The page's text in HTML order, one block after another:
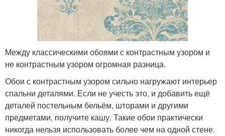
Между классическими обоями с контрастным узором и
не контрастным узором огромная разница.
Обои с контрастным узором сильно нагружают интерьер
спальни деталями. Если не учесть это, и добавить ещё
деталей постельным бельём, шторами и другими
предметами, получите кашу. Такие обои практически
никогда нельзя использовать более чем на одной стене.